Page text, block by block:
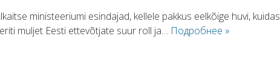
ministeeriumi esindajad, kellele pakkus eelkõige huvi, kuidas
muljet Eesti ettevõtjate suur roll ja… Подробнее »